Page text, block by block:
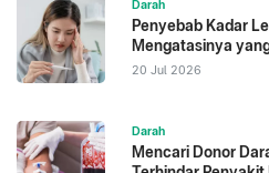
Darah
Penyebab Kadar
Mengatasinya
20 Jul 2026
Darah
Mencari Donor